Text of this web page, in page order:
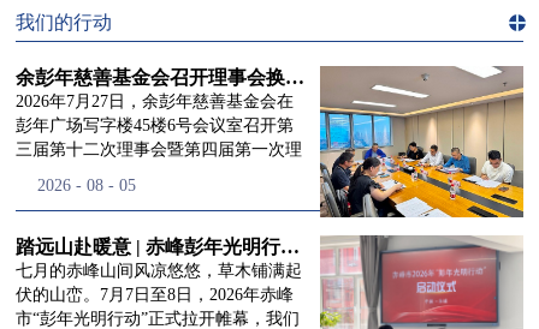
我们的行动
余彭年慈善基金会召开理事会换届会议
2026年7月27日，余彭年慈善基金会在
彭年广场写字楼45楼6号会议室召开第
三届第十二次理事会暨第四届第一次理
徐滨先生；副理事长兼秘书长彭志兵先
生、李玲辉先生、郭启兴先生及梅鑫先
生，现场列席人员:监事孙海跃先生，联
合党支部书记曾层同志。本次会议由理
事长徐滨主持，会议出席人数超过理事
2026 - 08 - 05
踏远山赴暖意 | 赤峰彭年光明行动启程，入户回访接住乡亲眼底的光亮
七月的赤峰山间风凉悠悠，草木铺满起
伏的山峦。7月7日至8日，2026年赤峰
市“彭年光明行动”正式拉开帷幕，我们
们的行
动